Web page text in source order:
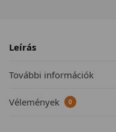
Leírás
További információk
Vélemények 0